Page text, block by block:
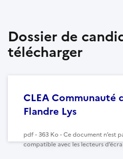
Dossier de
télécharger
CLEA Communauté
Flandre Lys
pdf - 363 Ko - Ce document n’est
compatible avec les lecteurs